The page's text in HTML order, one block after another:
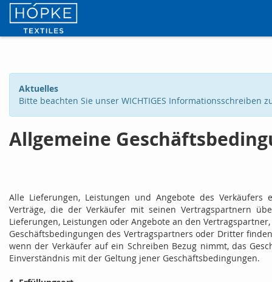
Aktuelles
Bitte beachten Sie unser WICHTIGES
Allgemeine
Alle Lieferungen, Leistungen und Angebote des
Verträge, die der Verkäufer mit seinen Vertragspartnern
Lieferungen, Leistungen oder Angebote an den
Geschäftsbedingungen des Vertragspartners oder Dritter
wenn der Verkäufer auf ein Schreiben Bezug nimmt, das
Einverständnis mit der Geltung jener Geschäftsbedingungen.